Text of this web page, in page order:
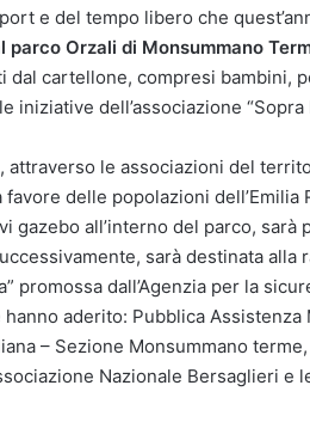
e del tempo libero che
parco Orzali di Monsummano
cartellone, compresi bambini,
dell’associazione “Sopra
le associazioni del
delle popolazioni dell’Emilia
all’interno del parco, sarà
sarà destinata alla
promossa dall’Agenzia per la
aderito: Pubblica Assistenza
– Sezione Monsummano
Nazionale Bersaglieri e